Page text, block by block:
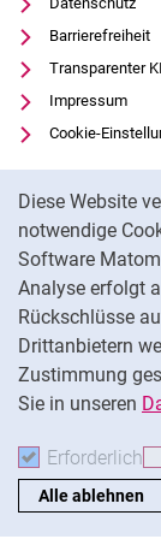
Diese Website
notwendige
Software
Analyse erfolgt
Rückschlüsse
Drittanbietern
Zustimmung
Sie in unseren
Erforderlich
Alle ablehnen
Barrierefreiheit
Transparenter
Impressum
Cookie-